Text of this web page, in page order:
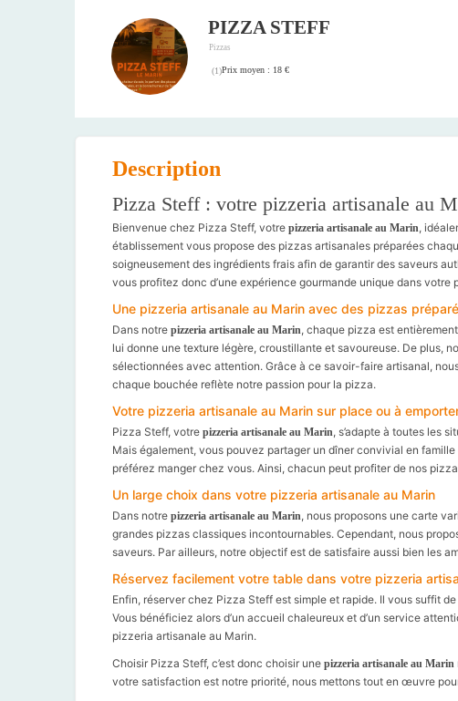
PIZZA STEFF
Pizzas
(1)Prix moyen : 18 €
Description
Pizza Steff : votre pizzeria artisanale au
Bienvenue chez Pizza Steff, votre pizzeria artisanale au Marin ,
établissement vous propose des pizzas artisanales préparées
soigneusement des ingrédients frais afin de garantir des saveurs
vous profitez donc d’une expérience gourmande unique dans votre
Une pizzeria artisanale au Marin avec des pizzas
Dans notre pizzeria artisanale au Marin , chaque pizza est
lui donne une texture légère, croustillante et savoureuse. De plus,
sélectionnées avec attention. Grâce à ce savoir-faire artisanal,
chaque bouchée reflète notre passion pour la pizza.
Votre pizzeria artisanale au Marin sur place ou à
Pizza Steff, votre pizzeria artisanale au Marin , s’adapte à toutes les
Mais également, vous pouvez partager un dîner convivial en
préférez manger chez vous. Ainsi, chacun peut profiter de nos
Un large choix dans votre pizzeria artisanale au Marin
Dans notre pizzeria artisanale au Marin , nous proposons une carte
grandes pizzas classiques incontournables. Cependant, nous
saveurs. Par ailleurs, notre objectif est de satisfaire aussi bien les
Réservez facilement votre table dans votre pizzeria
Enfin, réserver chez Pizza Steff est simple et rapide. Il vous suffit
Vous bénéficiez alors d’un accueil chaleureux et d’un service
pizzeria artisanale au Marin.
Choisir Pizza Steff, c’est donc choisir une pizzeria artisanale au Marin
votre satisfaction est notre priorité, nous mettons tout en œuvre